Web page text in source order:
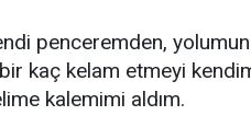
penceremden,
bir kaç kelam etmeyi
kalemimi aldım.